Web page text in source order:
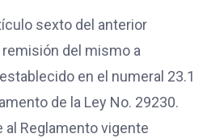
sexto del anterior
del mismo a
en el numeral 23.1
de la Ley No. 29230.
Reglamento vigente